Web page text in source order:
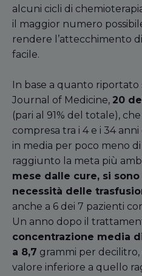
alcuni cicli di
il maggior numero
rendere l’attecchimento
facile.
In base a quanto riportato
Journal of Medicine, 20
(pari al 91% del totale),
compresa tra i 4 e i 34
in media per poco meno
raggiunto la meta più
mese dalle cure, si
necessità delle
anche a 6 dei 7 pazienti
Un anno dopo il
concentrazione media
a 8,7 grammi per
valore inferiore a quello